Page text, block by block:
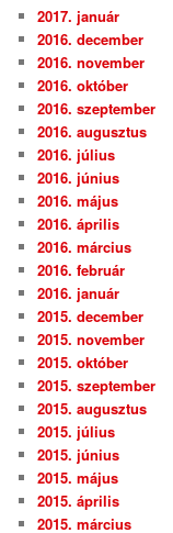
2017. január
2016. december
2016. november
2016. október
2016. szeptember
2016. augusztus
2016. július
2016. június
2016. május
2016. április
2016. március
2016. február
2016. január
2015. december
2015. november
2015. október
2015. szeptember
2015. augusztus
2015. július
2015. június
2015. május
2015. április
2015. március